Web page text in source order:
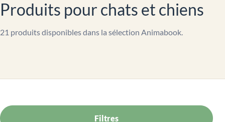
Produits pour chats et chiens
21 produits disponibles dans la sélection Animabook.
Filtres